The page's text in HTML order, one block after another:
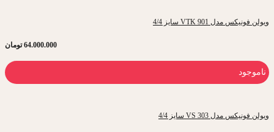
ویولن فونیکس مدل VTK 901 سایز 4/4
64.000.000 تومان
ناموجود
ویولن فونیکس مدل VS 303 سایز 4/4